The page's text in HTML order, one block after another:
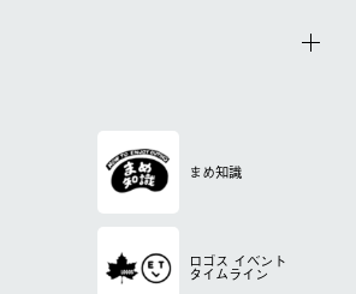
まめ知識
ロゴス イベント
タイムライン